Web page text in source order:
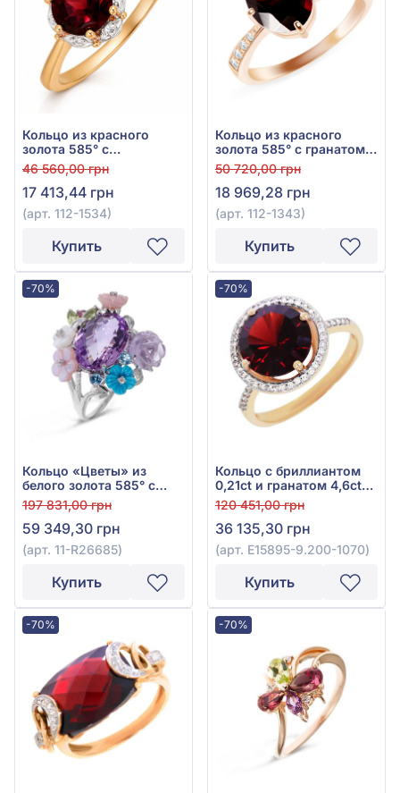
Кольцо из красного
золота 585° с
куб.окс.циркония и
красным гранатом
1,33ct, арт. 112-1534
46 560,00 грн
17 413,44 грн
(арт. 112-1534)
Купить
Кольцо из красного
золота 585° с гранатом
2,88ct, арт. 112-1343
50 720,00 грн
18 969,28 грн
(арт. 112-1343)
Купить
-70%
Кольцо «Цветы» из
белого золота 585° с
бриллиантом 0,04ct,
топазом Sky Blue 0,24ct,
аметистом 7,74ct,
гранатом родолит
0,08ct, бирюзой 0,32ct,
перламутром 1,37ct, арт.
197 831,00 грн
59 349,30 грн
(арт. 11-R26685)
Купить
-70%
Кольцо с бриллиантом
0,21ct и гранатом 4,6ct
из красного золота 585°,
арт. E15895-9.200-1070
120 451,00 грн
36 135,30 грн
(арт. E15895-9.200-1070)
Купить
-70% -70%